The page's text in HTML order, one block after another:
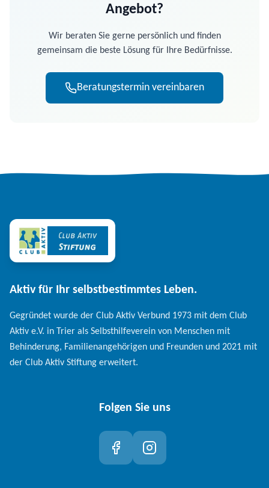
Angebot?
Wir beraten Sie gerne persönlich und finden
gemeinsam die beste Lösung für Ihre Bedürfnisse.
Beratungstermin vereinbaren
Aktiv für Ihr selbstbestimmtes Leben.
Gegründet wurde der Club Aktiv Verbund 1973 mit dem Club
Aktiv e.V. in Trier als Selbsthilfeverein von Menschen mit
Behinderung, Familienangehörigen und Freunden und 2021 mit
der Club Aktiv Stiftung erweitert.
Folgen Sie uns